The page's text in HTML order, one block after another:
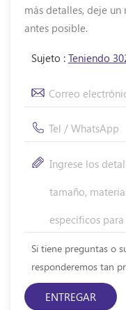
más detalles, deje
antes posible.
Sujeto : Teniendo
Si tiene preguntas o
responderemos tan